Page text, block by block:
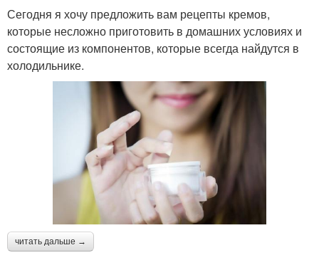
Сегодня я хочу предложить вам рецепты кремов,
которые несложно приготовить в домашних условиях и
состоящие из компонентов, которые всегда найдутся в
холодильнике.
читать дальше →